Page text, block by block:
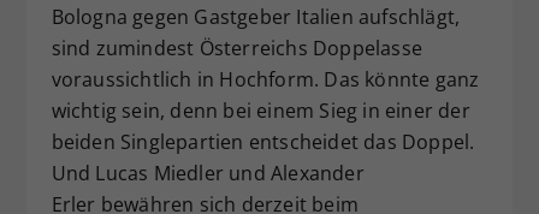
Bologna gegen Gastgeber Italien aufschlägt,
sind zumindest Österreichs Doppelasse
voraussichtlich in Hochform. Das könnte ganz
wichtig sein, denn bei einem Sieg in einer der
beiden Singlepartien entscheidet das Doppel.
Und Lucas Miedler und Alexander
Erler bewähren sich derzeit beim